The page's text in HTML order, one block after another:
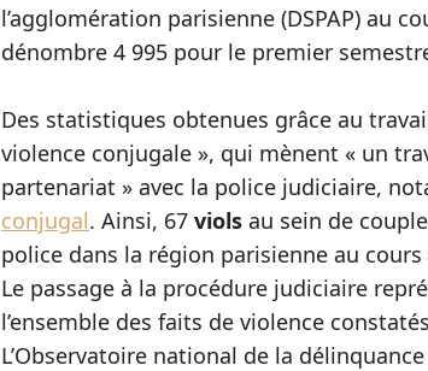
l’agglomération parisienne (DSPAP) au
dénombre 4 995 pour le premier
Des statistiques obtenues grâce au
violence conjugale », qui mènent « un
partenariat » avec la police judiciaire,
conjugal. Ainsi, 67 viols au sein de
police dans la région parisienne au
Le passage à la procédure judiciaire
l’ensemble des faits de violence
L’Observatoire national de la